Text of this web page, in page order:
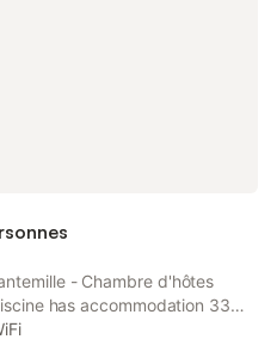
- Chambre d'hôtes
has accommodation 33
offers access to a terrace,